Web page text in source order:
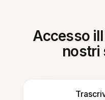
Accesso
nostri